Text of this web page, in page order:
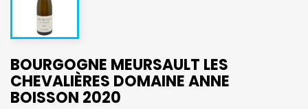
BOURGOGNE MEURSAULT LES
CHEVALIÈRES DOMAINE ANNE
BOISSON 2020